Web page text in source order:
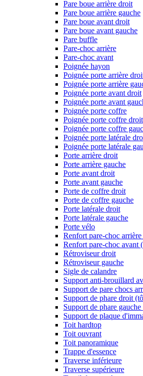
Pare boue arrière droit
Pare boue arrière gauche
Pare boue avant droit
Pare boue avant gauche
Pare buffle
Pare-choc arrière
Pare-choc avant
Poignée hayon
Poignée porte arrière
Poignée porte arrière
Poignée porte avant droit
Poignée porte avant
Poignée porte coffre
Poignée porte coffre droit
Poignée porte coffre
Poignée porte latérale
Poignée porte latérale
Porte arrière droit
Porte arrière gauche
Porte avant droit
Porte avant gauche
Porte de coffre droit
Porte de coffre gauche
Porte latérale droit
Porte latérale gauche
Porte vélo
Renfort pare-choc arrière
Renfort pare-choc avant
Rétroviseur droit
Rétroviseur gauche
Sigle de calandre
Support anti-brouillard
Support de pare chocs
Support de phare droit
Support de phare
Support de plaque
Toit hardtop
Toit ouvrant
Toit panoramique
Trappe d'essence
Traverse inférieure
Traverse supérieure